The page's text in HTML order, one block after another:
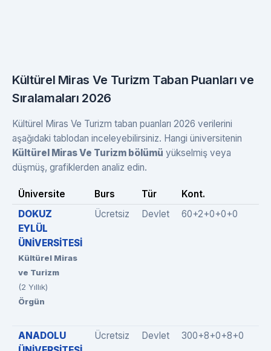
Kültürel Miras Ve Turizm Taban Puanları ve
Sıralamaları 2026
Kültürel Miras Ve Turizm taban puanları 2026 verilerini
aşağıdaki tablodan inceleyebilirsiniz. Hangi üniversitenin
Kültürel Miras Ve Turizm bölümü yükselmiş veya
düşmüş, grafiklerden analiz edin.
Üniversite Burs Tür Kont.
DOKUZ
EYLÜL
ÜNİVERSİTESİ
Kültürel Miras
ve Turizm
(2 Yıllık)
Örgün
Ücretsiz Devlet 60+2+0+0+0
ANADOLU
Ücretsiz Devlet 300+8+0+8+0